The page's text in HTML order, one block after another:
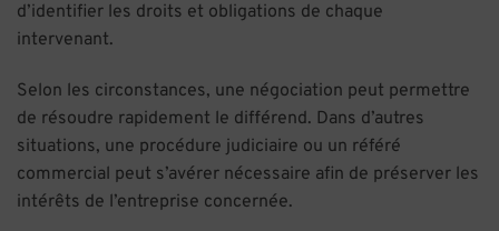
d’identifier les droits et obligations de chaque
intervenant.
Selon les circonstances, une négociation peut permettre
de résoudre rapidement le différend. Dans d’autres
situations, une procédure judiciaire ou un référé
commercial peut s’avérer nécessaire afin de préserver les
intérêts de l’entreprise concernée.